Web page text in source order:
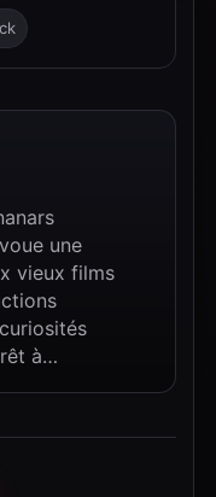
une
vieux films
à…